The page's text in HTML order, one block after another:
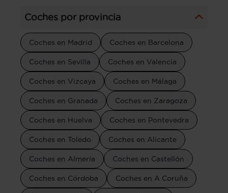
Coches por provincia
Coches en Madrid Coches en Barcelona
Coches en Sevilla Coches en Valencia
Coches en Vizcaya Coches en Málaga
Coches en Granada Coches en Zaragoza
Coches en Huelva Coches en Pontevedra
Coches en Toledo Coches en Alicante
Coches en Almería Coches en Castellón
Coches en Córdoba Coches en A Coruña